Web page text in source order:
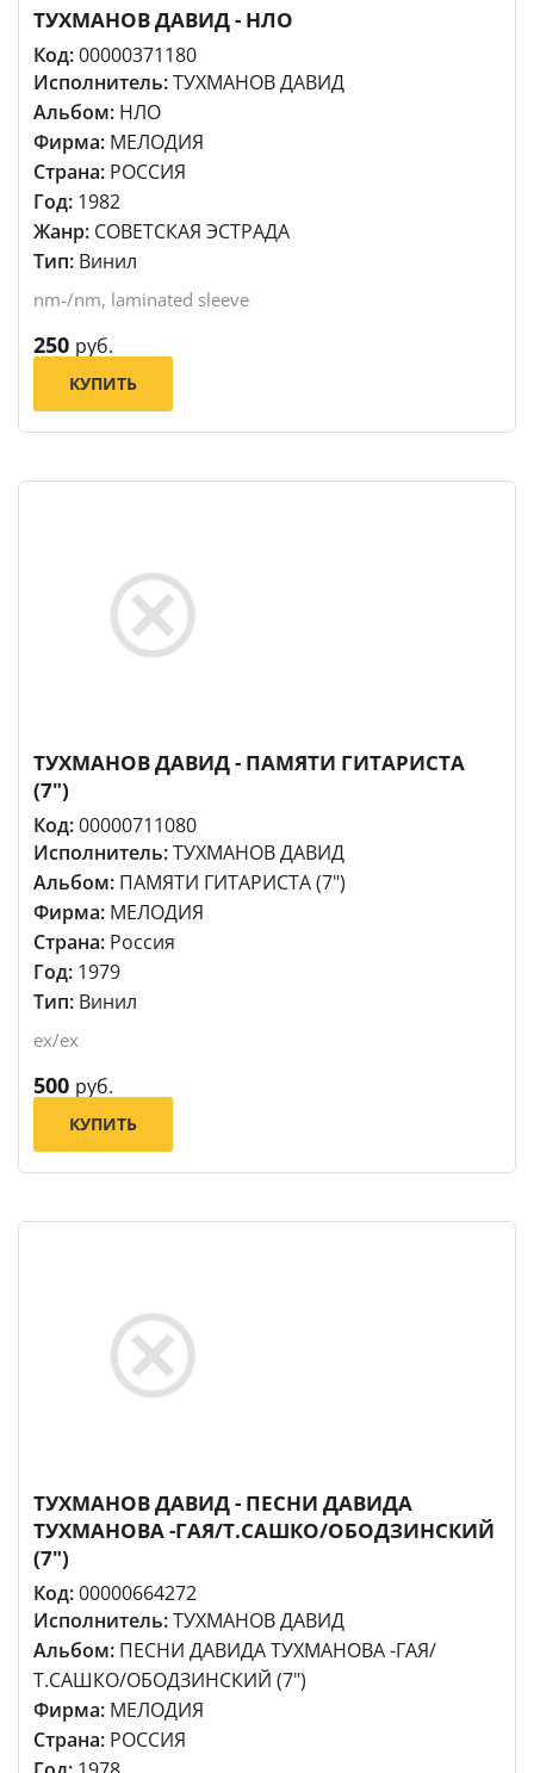
ТУХМАНОВ ДАВИД - НЛО
Код:00000371180
Исполнитель:ТУХМАНОВ ДАВИД
Альбом: НЛО
Фирма: МЕЛОДИЯ
Страна: РОССИЯ
Год: 1982
Жанр: СОВЕТСКАЯ ЭСТРАДА
Тип: Винил
nm-/nm, laminated sleeve
250 руб.
КУПИТЬ
ТУХМАНОВ ДАВИД - ПАМЯТИ ГИТАРИСТА
(7")
Код:00000711080
Исполнитель:ТУХМАНОВ ДАВИД
Альбом: ПАМЯТИ ГИТАРИСТА (7")
Фирма: МЕЛОДИЯ
Страна: Россия
Год: 1979
Тип: Винил
ex/ex
500 руб.
КУПИТЬ
ТУХМАНОВ ДАВИД - ПЕСНИ ДАВИДА
ТУХМАНОВА -ГАЯ/Т.САШКО/ОБОДЗИНСКИЙ
(7")
Код:00000664272
Исполнитель:ТУХМАНОВ ДАВИД
Альбом: ПЕСНИ ДАВИДА ТУХМАНОВА -ГАЯ/
Т.САШКО/ОБОДЗИНСКИЙ (7")
Фирма: МЕЛОДИЯ
Страна: РОССИЯ